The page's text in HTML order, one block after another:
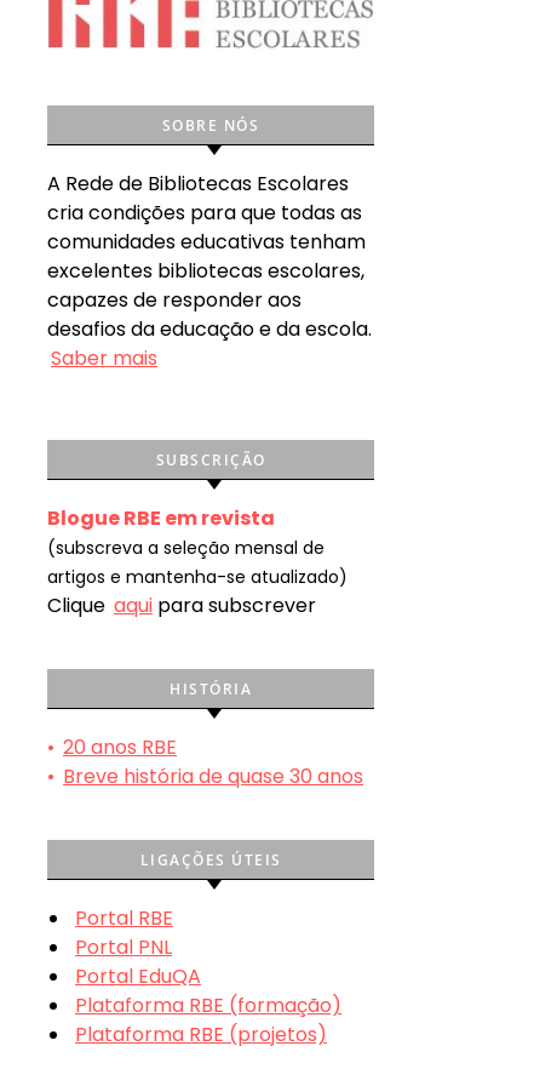
SOBRE NÓS
A Rede de Bibliotecas Escolares
cria condições para que todas as
comunidades educativas tenham
excelentes bibliotecas escolares,
capazes de responder aos
desafios da educação e da escola.
Saber mais
SUBSCRIÇÃO
Blogue RBE em revista
(subscreva a seleção mensal de
artigos e mantenha-se atualizado)
Clique aqui para subscrever
HISTÓRIA
• 20 anos RBE
• Breve história de quase 30 anos
LIGAÇÕES ÚTEIS
Portal RBE
Portal PNL
Portal EduQA
Plataforma RBE (formação)
Plataforma RBE (projetos)